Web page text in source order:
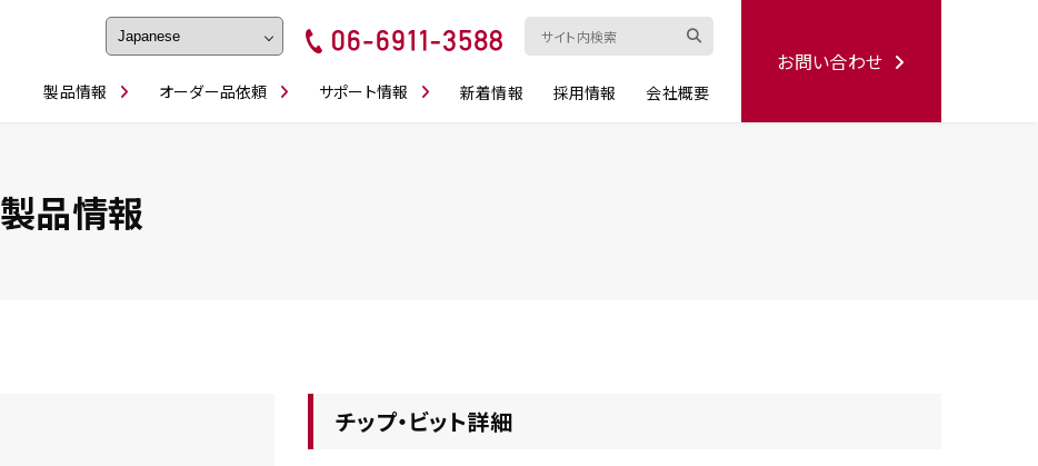
製品情報
シリーズ
オーダー品依頼
フェイス・ショルダーシリーズ 磨きの鬼
サポート情報
新着情報 採用情報 会社概要
お問い合わせ
製品情報
チップ・ビット詳細